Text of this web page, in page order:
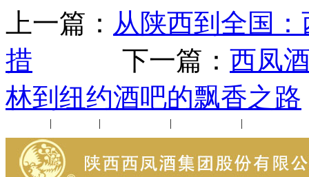
上一篇： 从陕西到全国
措 下一篇： 西凤
林到纽约酒吧的飘香之路
| | | |